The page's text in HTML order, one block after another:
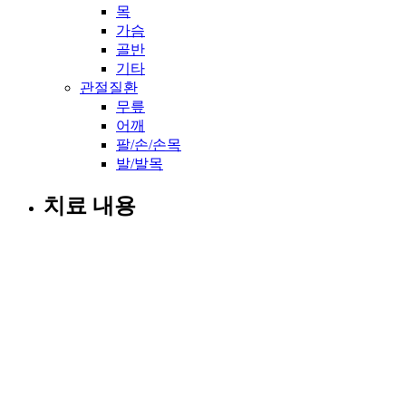
목
가슴
골반
기타
관절질환
무릎
어깨
팔/손/손목
발/발목
치료 내용